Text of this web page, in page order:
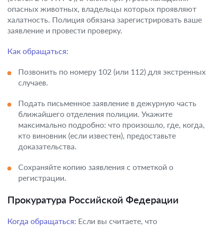
опасных животных, владельцы которых проявляют
халатность. Полиция обязана зарегистрировать ваше
заявление и провести проверку.
Как обращаться:
Позвонить по номеру 102 (или 112) для экстренных
случаев.
Подать письменное заявление в дежурную часть
ближайшего отделения полиции. Укажите
максимально подробно: что произошло, где, когда,
кто виновник (если известен), предоставьте
доказательства.
Сохраняйте копию заявления с отметкой о
регистрации.
Прокуратура Российской Федерации
Когда обращаться: Если вы считаете, что